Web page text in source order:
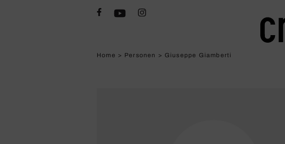
Home > Personen > Giuseppe Giamberti